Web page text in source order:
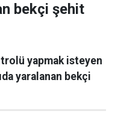
bekçi şehit
yapmak isteyen
yaralanan bekçi